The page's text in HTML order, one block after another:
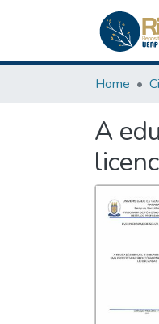
Home
A